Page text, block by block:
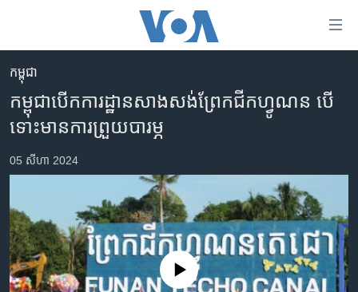
គេហទំព័រ​
ទាក់ទង
រំលង​
និង​
ទៅ​​
ព័ត៌មាន​​
តែ​
ម្តង
រំលង​
និង​
កម្ពុជា
អន្តរជាតិ
កម្ពុជាច្នៃប្រតិដ្ឋ
ព្រឹត្តិការណ៍ព័ត៌មាន
ទូរទស្សន៍ / វីដេអូ​
កម្ពុជា
កម្ពុជា​បើក​ការដ្ឋាន​សាងសង់​ព្រែក​ជីក​ហ្វូណន បើ​
ទោះ​មាន​ការ​ព្រួយ​បារម្ភ
05 សីហា 2024
No media source currently available